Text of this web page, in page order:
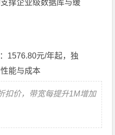
撑企业级数据库与缓
：1576.80元/年起，独
能与成本
扣价，带宽每提升1M增加